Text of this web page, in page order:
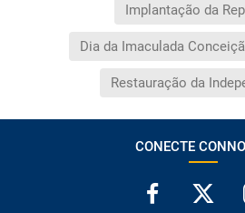
Implantação da
Dia da Imaculada
Restauração da
CONECTE